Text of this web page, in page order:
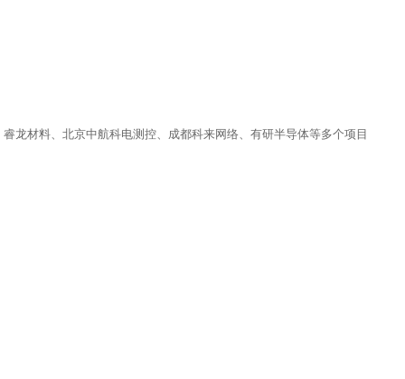
龙材料、北京中航科电测控、成都科来网络、有研半导体等多个项目